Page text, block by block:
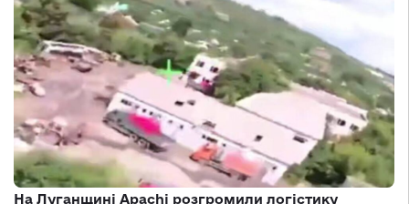
На Луганщині Apachi розгромили логістику